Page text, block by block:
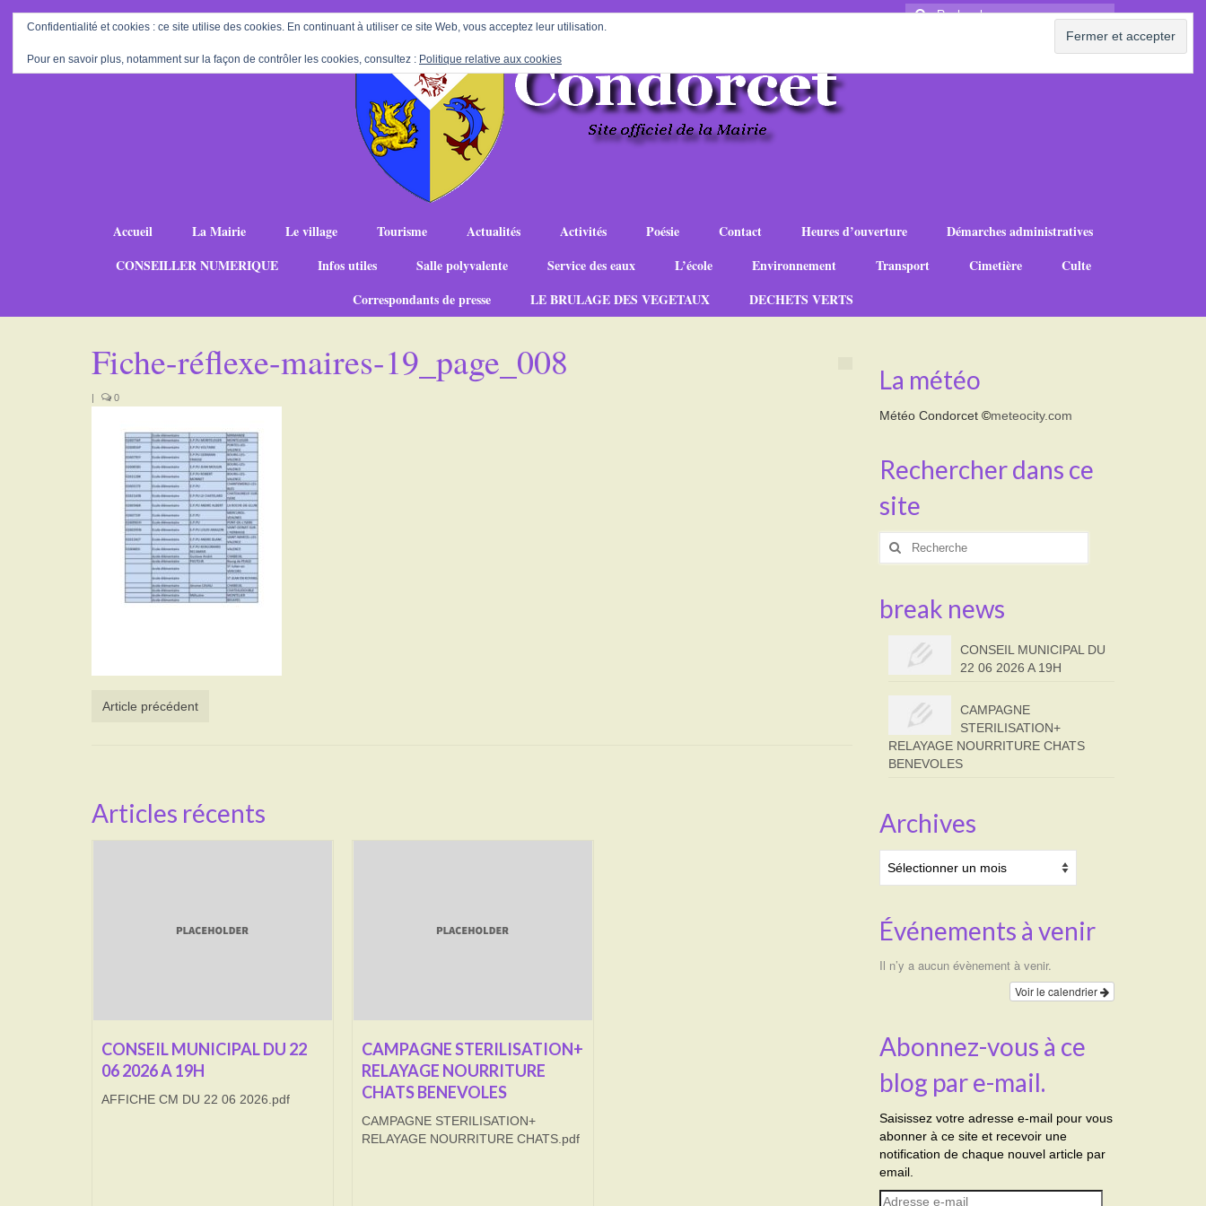
Rechercher
Accueil La Mairie Le village Tourisme Actualités Activités Poésie Contact Heures d’ouverture
Démarches administratives
CONSEILLER NUMERIQUE
Infos utiles Salle polyvalente Service des eaux L’école Environnement Transport Cimetière
Culte
Correspondants de presse
LE BRULAGE DES VEGETAUX DECHETS VERTS
Fiche-réflexe-maires-19_page_008
| 0
Article précédent
Articles récents
CONSEIL MUNICIPAL DU 22
06 2026 A 19H
AFFICHE CM DU 22 06 2026.pdf
CAMPAGNE STERILISATION+
RELAYAGE NOURRITURE
CHATS BENEVOLES
CAMPAGNE STERILISATION+
RELAYAGE NOURRITURE CHATS.pdf
La météo
Météo Condorcet©meteocity.com
Rechercher dans ce
site
Rechercher
break news
CONSEIL MUNICIPAL DU
22 06 2026 A 19H
CAMPAGNE
STERILISATION+
RELAYAGE NOURRITURE CHATS
BENEVOLES
Archives
Événements à venir
Il n’y a aucun évènement à venir.
Voir le calendrier
Abonnez-vous à ce
blog par e-mail.
Saisissez votre adresse e-mail pour vous
abonner à ce site et recevoir une
notification de chaque nouvel article par
email.
Adresse
Confidentialité et cookies : ce site utilise des cookies. En continuant à utiliser ce site Web, vous acceptez leur utilisation.
Pour en savoir plus, notamment sur la façon de contrôler les cookies, consultez : Politique relative aux cookies